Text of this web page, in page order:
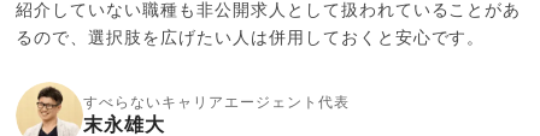
紹介していない職種も非公開求人として扱われていることがあ
るので、選択肢を広げたい人は併用しておくと安心です。
すべらないキャリアエージェント代表
末永雄大